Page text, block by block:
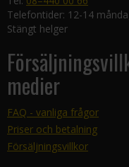
Telefontider: 12-14
Stängt helger
medier
FAQ - vanliga frågor
Priser och betalning
Försäljningsvillkor